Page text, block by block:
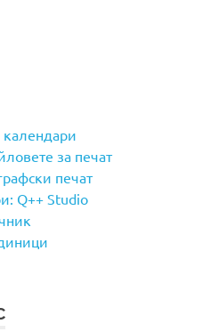
за печат
печат
Q++ Studio